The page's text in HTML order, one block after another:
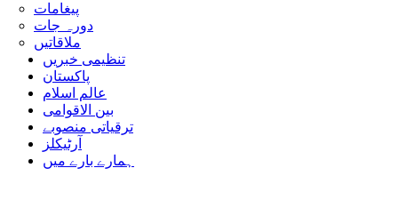
پیغامات
دورہ جات
ملاقاتیں
تنظیمی خبریں
پاکستان
عالم اسلام
بین الاقوامی
ترقیاتی منصوبے
آرٹیکلز
ہمارے بارے میں